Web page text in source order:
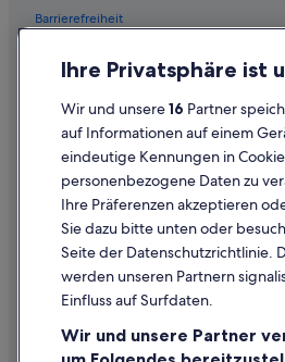
Liezen Hotels
Landhotels in Liezen
Pensionen in Liezen
Pensionen in Liezen
Private Ferienhäuser in Liezen
Private Ferienhäuser in Liezen
Villen in Liezen
Selzthal Hotels
Barrierefreiheit
Rechtliche Hinweise/Kontakt
Inhaltsrichtlinien und Melden von Inhalten
Hilfe
Hilfe
Rückerstattungsprozess und Zeitrahmen
Ihre Privatsphäre ist
Wir und unsere16 Partner
auf Informationen auf einem
eindeutige Kennungen in
personenbezogene Daten zu
Ihre Präferenzen akzeptieren
Sie dazu bitte unten oder
Seite der Datenschutzrichtlinie.
werden unseren Partnern
Einfluss auf Surfdaten.
Wir und unsere Partner